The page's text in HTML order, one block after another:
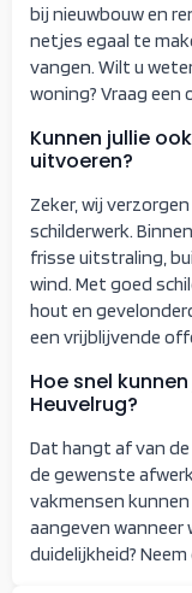
bij nieuwbouw en
netjes egaal te
vangen. Wilt u
woning? Vraag een
Kunnen jullie
uitvoeren?
Zeker, wij
schilderwerk.
frisse uitstraling,
wind. Met goed
hout en
een vrijblijvende
Hoe snel
Heuvelrug?
Dat hangt af van
de gewenste
vakmensen
aangeven wanneer
duidelijkheid?